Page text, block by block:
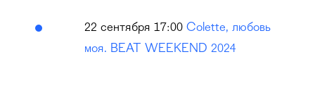
22 сентября 17:00 Colette, любовь
моя. BEAT WEEKEND 2024